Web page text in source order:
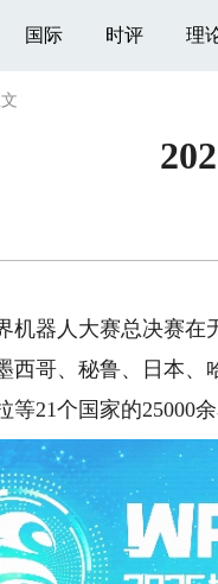
国际 时评 理
器人大赛总决赛在
西哥、秘鲁、日本
等21个国家的25000